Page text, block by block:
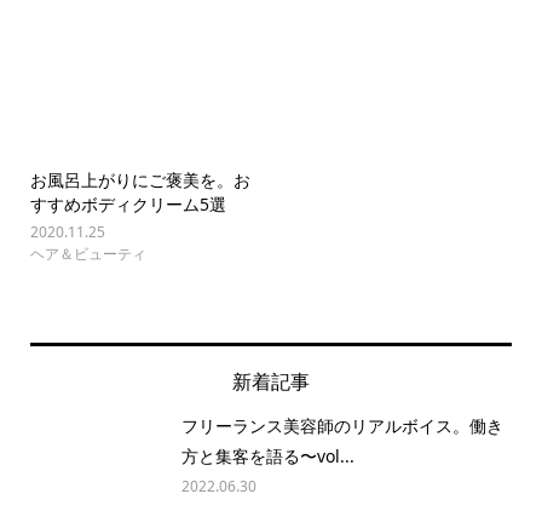
お風呂上がりにご褒美を。お
すすめボディクリーム5選
2020.11.25
ヘア＆ビューティ
新着記事
フリーランス美容師のリアルボイス。働き
方と集客を語る〜vol...
2022.06.30